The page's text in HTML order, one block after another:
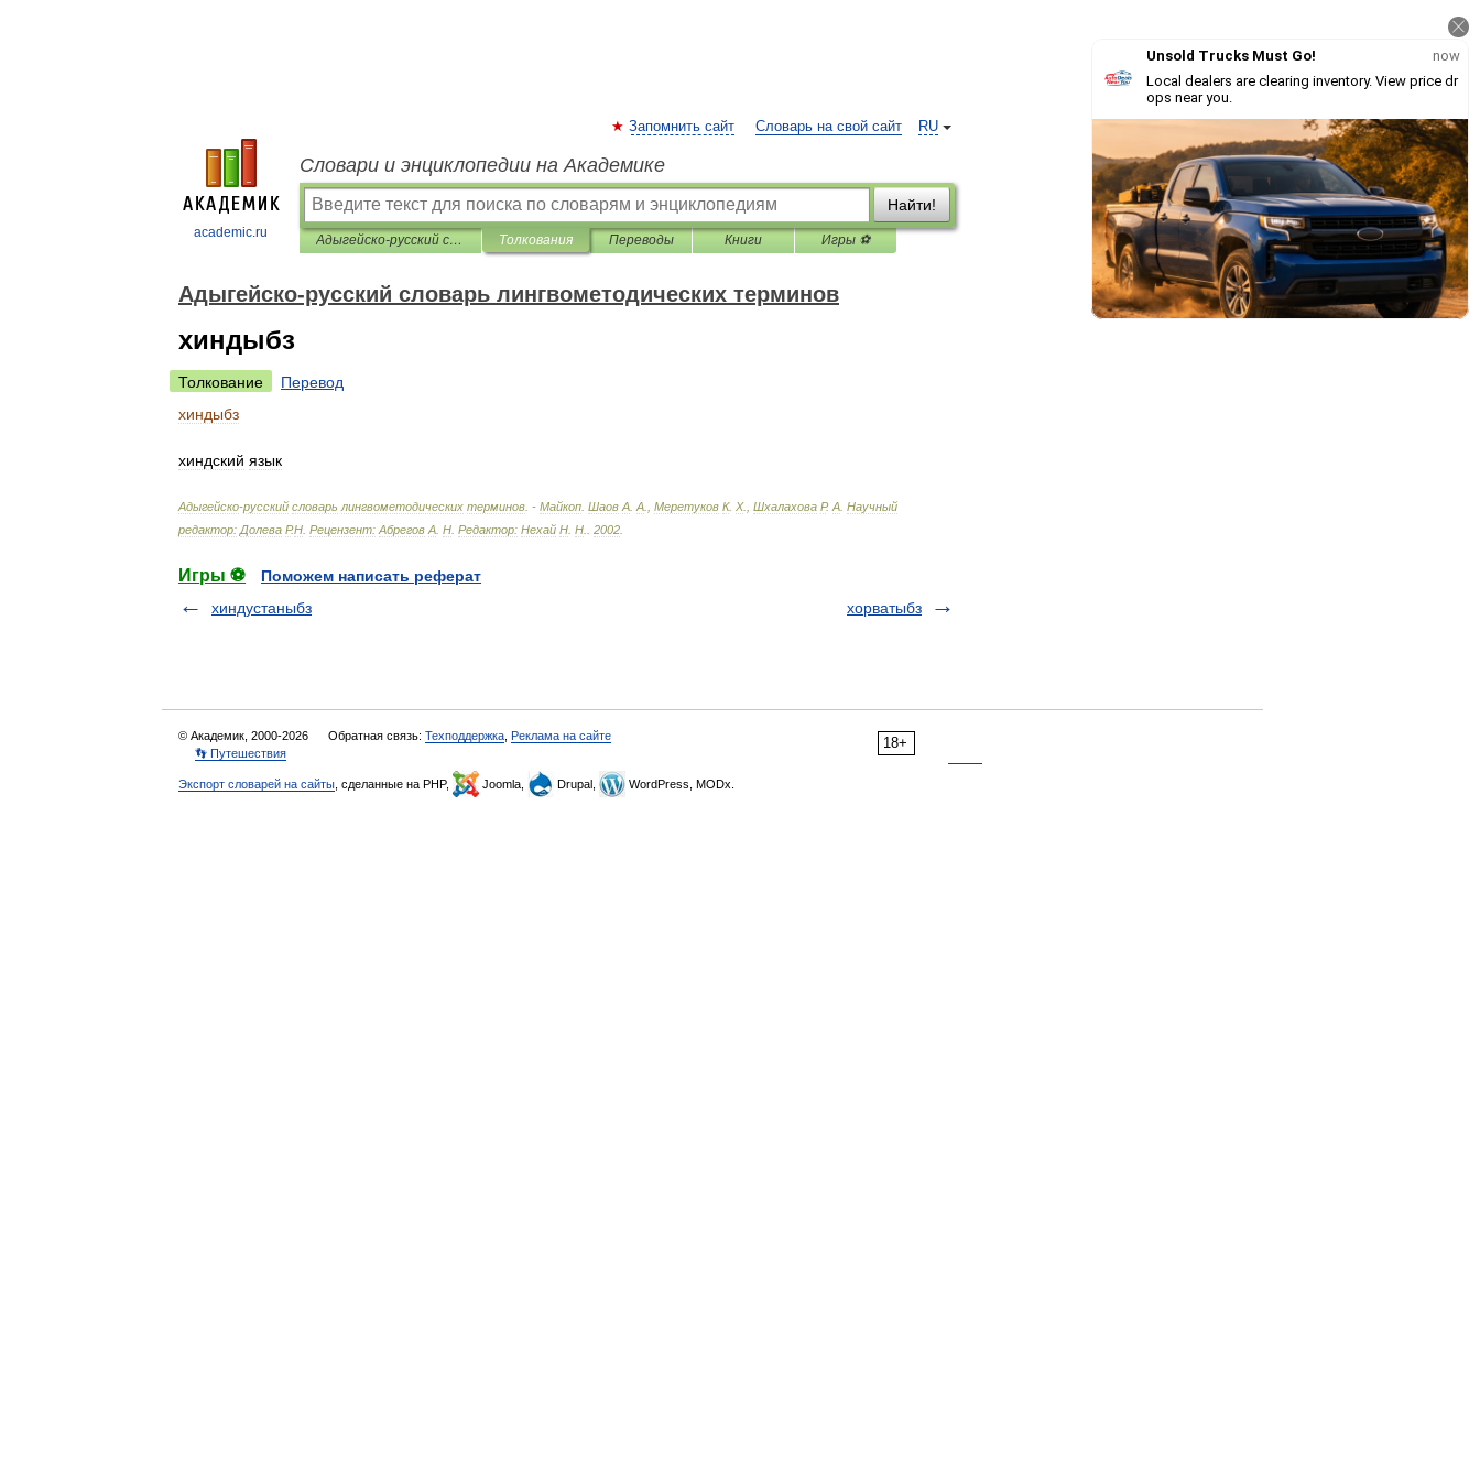
academic.ru
RU
Запомнить сайт Словарь на свой сайт
Словари и энциклопедии на Академике
Найти!
Адыгейско-русский словарь лингвометодических терминов Толкования Переводы Книги Игры ⚽
Адыгейско-русский словарь лингвометодических терминов
хиндыбз
Толкование
Перевод
хиндыбз
хиндский язык
Адыгейско-русский словарь лингвометодических терминов . - Майкоп Шаов А А Меретуков К. Х., Шхалахова Р. А Научный
редактор: Долева Р.Н Рецензент: Абрегов А Н Редактор: Нехай Н Н 2002
Игры ⚽
Поможем написать реферат
хиндустаныбз
хорватыбз
18+
© Академик, 2000-2026 Обратная связь: Техподдержка Реклама на сайте
👣 Путешествия
Экспорт словарей на сайты , сделанные на PHP, Joomla, Drupal, WordPress, MODx.